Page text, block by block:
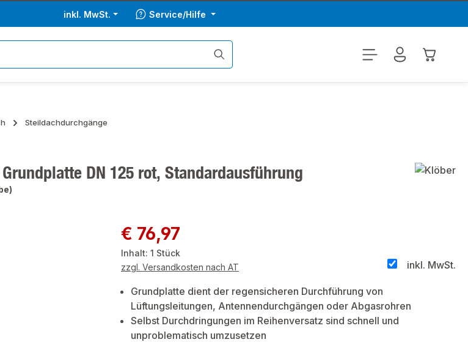
inkl. MwSt. Service/Hilfe
Steildachdurchgänge
DN 125 rot, Standardausführung
Regulärer Preis:
€ 76,97
Inhalt: 1 Stück
inkl. MwSt.
zzgl. Versandkosten nach AT
Grundplatte dient der regensicheren Durchführung von
Lüftungsleitungen, Antennendurchgängen oder Abgasrohren
Selbst Durchdringungen im Reihenversatz sind schnell und
unproblematisch umzusetzen